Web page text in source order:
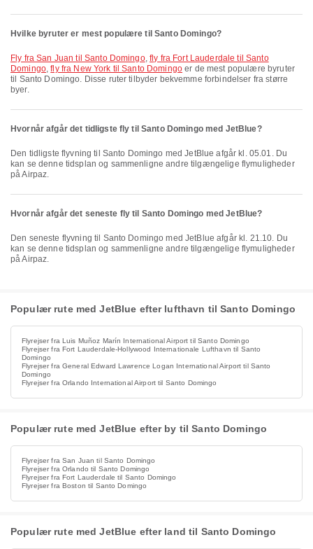
Hvilke byruter er mest populære til Santo Domingo?
fly fra San Juan til Santo Domingo,fly fra Fort Lauderdale til Santo
Domingo,fly fra New York til Santo Domingo er de mest populære byruter
til Santo Domingo. Disse ruter tilbyder bekvemme forbindelser fra større
byer.
Hvornår afgår det tidligste fly til Santo Domingo med JetBlue?
Den tidligste flyvning til Santo Domingo med JetBlue afgår kl. 05.01. Du
kan se denne tidsplan og sammenligne andre tilgængelige flymuligheder
på Airpaz.
Hvornår afgår det seneste fly til Santo Domingo med JetBlue?
Den seneste flyvning til Santo Domingo med JetBlue afgår kl. 21.10. Du
kan se denne tidsplan og sammenligne andre tilgængelige flymuligheder
på Airpaz.
Populær rute med JetBlue efter lufthavn til Santo Domingo
Flyrejser fra Luis Muñoz Marín International Airport til Santo Domingo
Flyrejser fra Fort Lauderdale-Hollywood Internationale Lufthavn til Santo
Domingo
Flyrejser fra General Edward Lawrence Logan International Airport til Santo
Domingo
Flyrejser fra Orlando International Airport til Santo Domingo
Populær rute med JetBlue efter by til Santo Domingo
Flyrejser fra San Juan til Santo Domingo
Flyrejser fra Orlando til Santo Domingo
Flyrejser fra Fort Lauderdale til Santo Domingo
Flyrejser fra Boston til Santo Domingo
Populær rute med JetBlue efter land til Santo Domingo